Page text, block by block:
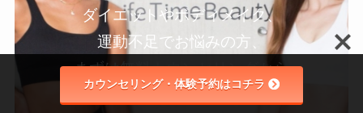
ダイエットやボディメイク、
運動不足でお悩みの方、
まずは無料カウンセリングから
ご相談ください。
カウンセリング・体験予約はコチラ